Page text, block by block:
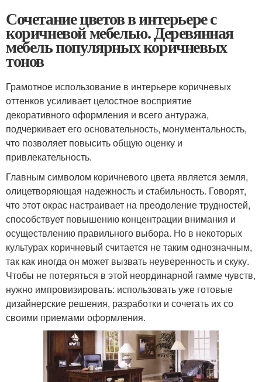
Сочетание цветов в интерьере с
коричневой мебелью. Деревянная
мебель популярных коричневых
тонов
Грамотное использование в интерьере коричневых
оттенков усиливает целостное восприятие
декоративного оформления и всего антуража,
подчеркивает его основательность, монументальность,
что позволяет повысить общую оценку и
привлекательность.
Главным символом коричневого цвета является земля,
олицетворяющая надежность и стабильность. Говорят,
что этот окрас настраивает на преодоление трудностей,
способствует повышению концентрации внимания и
осуществлению правильного выбора. Но в некоторых
культурах коричневый считается не таким однозначным,
так как иногда он может вызвать неуверенность и скуку.
Чтобы не потеряться в этой неординарной гамме чувств,
нужно импровизировать: использовать уже готовые
дизайнерские решения, разработки и сочетать их со
своими приемами оформления.